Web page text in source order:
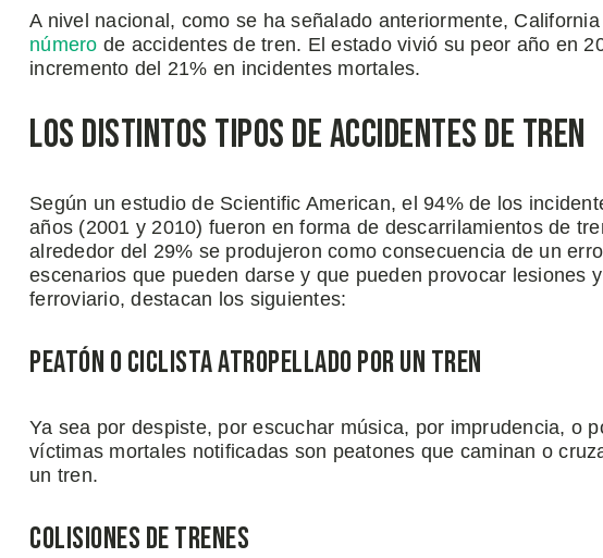
A nivel nacional, como se ha señalado anteriormente, California
número de accidentes de tren. El estado vivió su peor año en
incremento del 21% en incidentes mortales.
Los Distintos Tipos de Accidentes de Tren
Según un estudio de Scientific American, el 94% de los
años (2001 y 2010) fueron en forma de descarrilamientos de
alrededor del 29% se produjeron como consecuencia de un
escenarios que pueden darse y que pueden provocar lesiones
ferroviario, destacan los siguientes:
Peatón o Ciclista Atropellado por un Tren
Ya sea por despiste, por escuchar música, por imprudencia, o
víctimas mortales notificadas son peatones que caminan o
un tren.
Colisiones de Trenes